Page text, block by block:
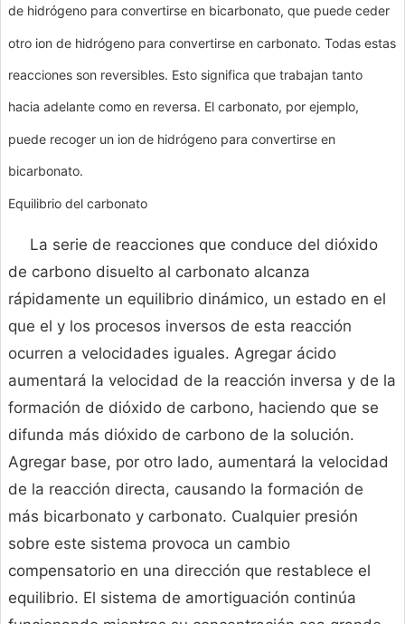
de hidrógeno para convertirse en bicarbonato, que puede ceder
otro ion de hidrógeno para convertirse en carbonato. Todas estas
reacciones son reversibles. Esto significa que trabajan tanto
hacia adelante como en reversa. El carbonato, por ejemplo,
puede recoger un ion de hidrógeno para convertirse en
bicarbonato.
Equilibrio del carbonato
La serie de reacciones que conduce del dióxido
de carbono disuelto al carbonato alcanza
rápidamente un equilibrio dinámico, un estado en el
que el y los procesos inversos de esta reacción
ocurren a velocidades iguales. Agregar ácido
aumentará la velocidad de la reacción inversa y de la
formación de dióxido de carbono, haciendo que se
difunda más dióxido de carbono de la solución.
Agregar base, por otro lado, aumentará la velocidad
de la reacción directa, causando la formación de
más bicarbonato y carbonato. Cualquier presión
sobre este sistema provoca un cambio
compensatorio en una dirección que restablece el
equilibrio. El sistema de amortiguación continúa